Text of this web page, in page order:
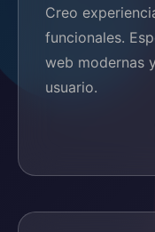
Creo
funcionales.
web modernas
usuario.